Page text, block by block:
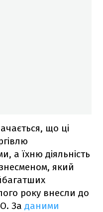
що ці
а їхню діяльність
який
року внесли до
За даними